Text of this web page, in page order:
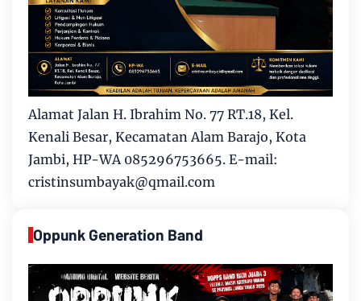
Alamat Jalan H. Ibrahim No. 77 RT.18, Kel.
Kenali Besar, Kecamatan Alam Barajo, Kota
Jambi, HP-WA 085296753665. E-mail:
cristinsumbayak@qmail.com
Oppunk Generation Band